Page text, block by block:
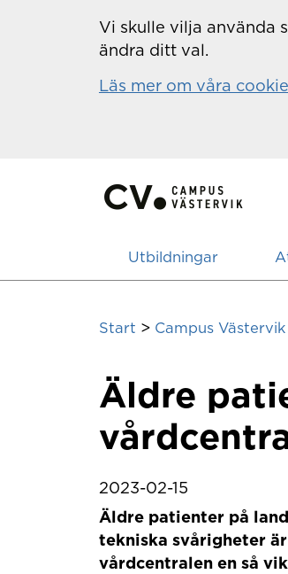
Vi skulle vilja använda
ändra ditt val.
Läs mer om våra
Utbildningar
Start > Campus Västervik
Äldre
2023-02-15
Äldre patienter på
tekniska svårigheter
vårdcentralen en så